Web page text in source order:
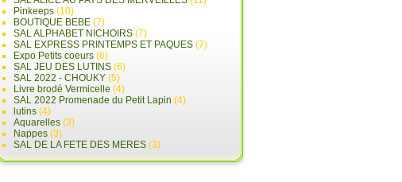
Pinkeeps (10)
BOUTIQUE BEBE (7)
SAL ALPHABET NICHOIRS (7)
SAL EXPRESS PRINTEMPS ET PAQUES (7)
Expo Petits coeurs (6)
SAL JEU DES LUTINS (6)
SAL 2022 - CHOUKY (5)
Livre brodé Vermicelle (4)
SAL 2022 Promenade du Petit Lapin (4)
lutins (4)
Aquarelles (3)
Nappes (3)
SAL DE LA FETE DES MERES (3)